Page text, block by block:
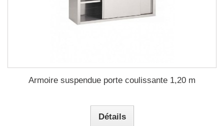
Armoire suspendue porte coulissante 1,20 m
Détails